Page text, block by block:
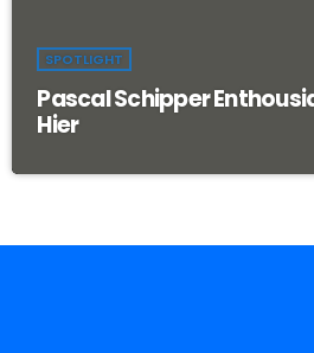
SPOTLIGHT
Pascal Schipper
Hier